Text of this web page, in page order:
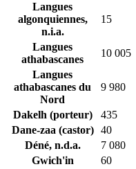
Langues
algonquiennes,
n.i.a.
15
Langues
athabascanes
10 005
Langues
athabascanes du
Nord
9 980
Dakelh (porteur) 435
Dane-zaa (castor) 40
Déné, n.d.a.
7 080
Gwich'in
60